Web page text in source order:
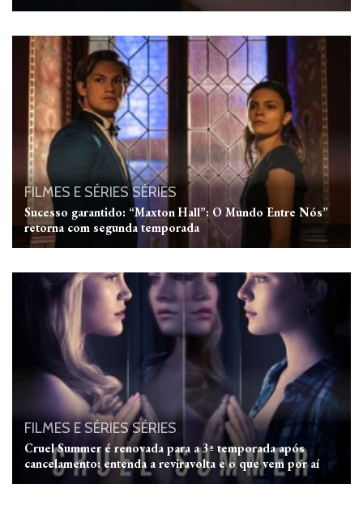
FILMES E SÉRIESSÉRIES
Sucesso garantido: “Maxton Hall”: O Mundo Entre Nós”
retorna com segunda temporada
FILMES E SÉRIESSÉRIES
Cruel Summer é renovada para a 3ª temporada após
cancelamento: entenda a reviravolta e o que vem por aí